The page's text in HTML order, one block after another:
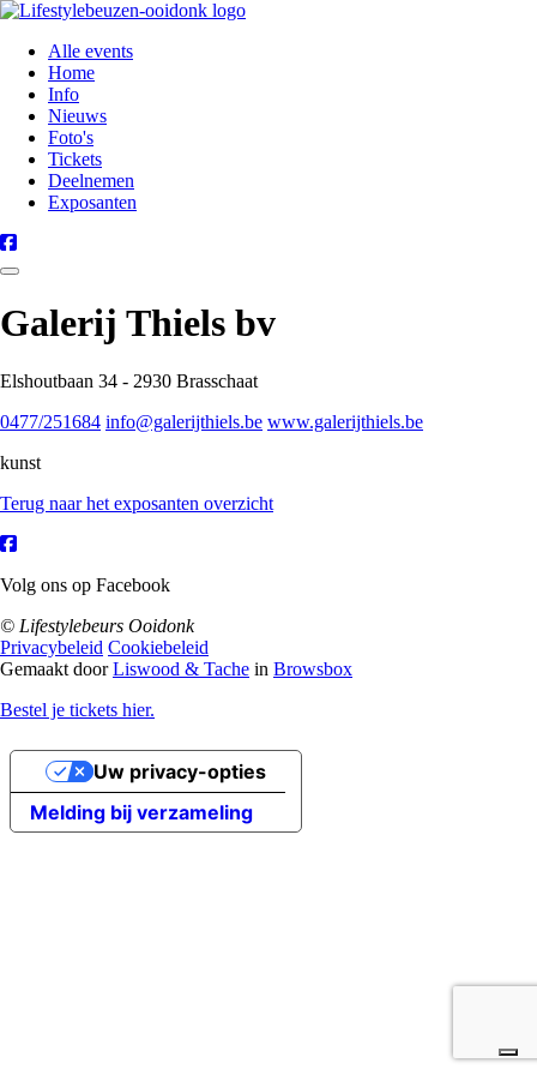
Alle events
Home
Info
Nieuws
Foto's
Tickets
Deelnemen
Exposanten
Galerij Thiels bv
Elshoutbaan 34 - 2930 Brasschaat
0477/251684 info@galerijthiels.be www.galerijthiels.be
kunst
Terug naar het exposanten overzicht
Volg ons op Facebook
© Lifestylebeurs Ooidonk
Privacybeleid Cookiebeleid
Gemaakt doorLiswood & Tache in Browsbox
Bestel je tickets hier.
Melding bij verzameling
Uw privacy-opties